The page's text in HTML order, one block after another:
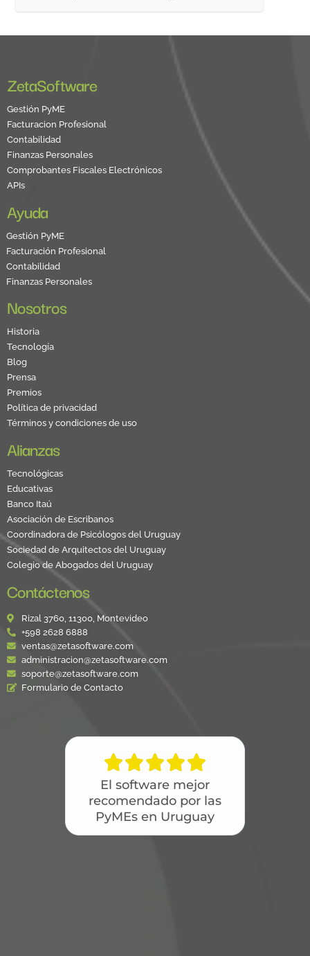
ZetaSoftware
Gestión PyME
Facturacion Profesional
Contabilidad
Finanzas Personales
Comprobantes Fiscales Electrónicos
APIs
Ayuda
Gestión PyME
Facturación Profesional
Contabilidad
Finanzas Personales
Nosotros
Historia
Tecnología
Blog
Prensa
Premios
Política de privacidad
Términos y condiciones de uso
Alianzas
Tecnológicas
Educativas
Banco Itaú
Asociación de Escribanos
Coordinadora de Psicólogos del Uruguay
Sociedad de Arquitectos del Uruguay
Colegio de Abogados del Uruguay
Contáctenos
Rizal 3760, 11300, Montevideo
+598 2628 6888
ventas@zetasoftware.com
administracion@zetasoftware.com
soporte@zetasoftware.com
Formulario de Contacto

El software mejor
recomendado por las
PyMEs en Uruguay